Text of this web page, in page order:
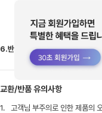
반품완료 후 사
용기간에 따라
가합니다.)
6.반품 안내
자사몰에서 구매
교환/반품 유의사항
1. 고객님 부주의로 인한 제품의